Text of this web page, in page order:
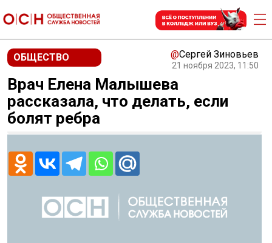
ОБЩЕСТВО @Сергей Зиновьев
21 ноября 2023, 11:50
Врач Елена Малышева
рассказала, что делать, если
болят ребра